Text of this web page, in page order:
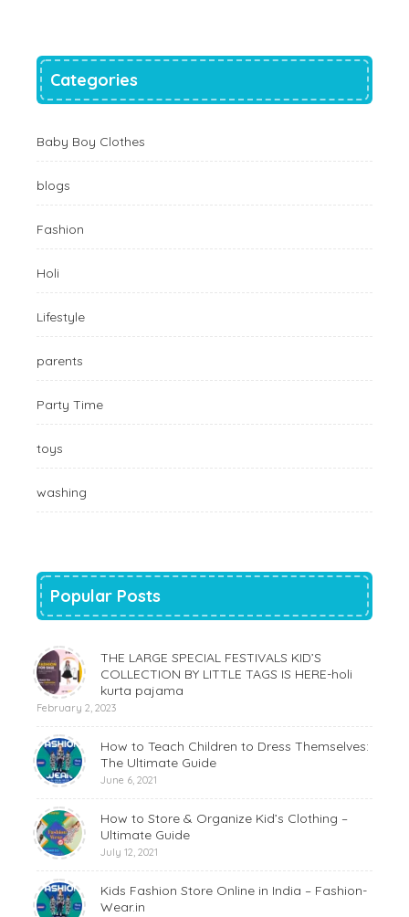
Categories
Baby Boy Clothes
blogs
Fashion
Holi
Lifestyle
parents
Party Time
toys
washing
Popular Posts
THE LARGE SPECIAL FESTIVALS KID’S
COLLECTION BY LITTLE TAGS IS HERE-holi
kurta pajama
February 2, 2023
How to Teach Children to Dress Themselves:
The Ultimate Guide
June 6, 2021
How to Store & Organize Kid’s Clothing –
Ultimate Guide
July 12, 2021
Kids Fashion Store Online in India – Fashion-
Wear.in